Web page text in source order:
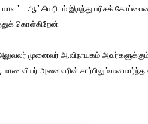
ஆட்சியரிடம் இருந்து பரிசுக்
கொள்கிறேன்.
முனைவர் அ.விநாயகம் அவர்களுக்கும்
அனைவரின் சார்பிலும் மனமார்ந்த